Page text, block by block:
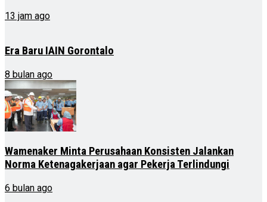
13 jam ago
Era Baru IAIN Gorontalo
8 bulan ago
Wamenaker Minta Perusahaan Konsisten Jalankan
Norma Ketenagakerjaan agar Pekerja Terlindungi
6 bulan ago